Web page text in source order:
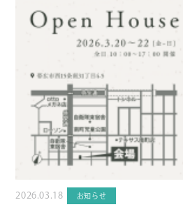
2026.03.18 お知らせ